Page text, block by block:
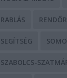
RABLÁS
SEGÍTSÉG
SZABOLCS-